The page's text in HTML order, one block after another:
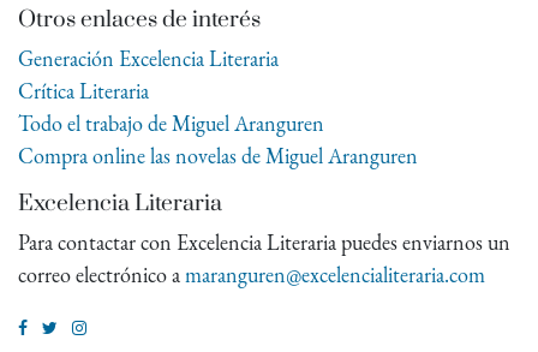
Otros enlaces de interés
Generación Excelencia Literaria
Crítica Literaria
Todo el trabajo de Miguel Aranguren
Compra online las novelas de Miguel Aranguren
Excelencia Literaria
Para contactar con Excelencia Literaria puedes enviarnos un
correo electrónico amaranguren@excelencialiteraria.com